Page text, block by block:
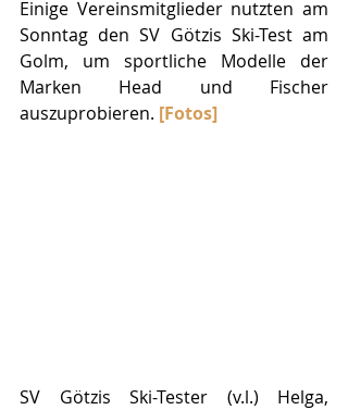
Einige Vereinsmitglieder nutzten am
Sonntag den SV Götzis Ski-Test am
Golm, um sportliche Modelle der
Marken Head und Fischer
auszuprobieren. [Fotos]
SV Götzis Ski-Tester (v.l.) Helga,